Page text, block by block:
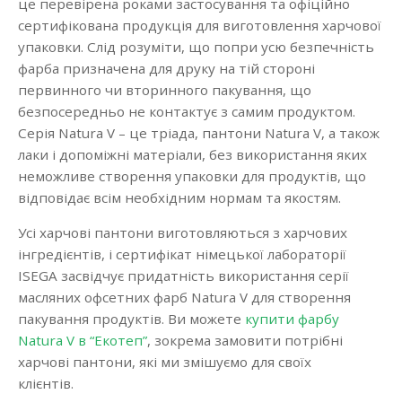
сертифікована продукція для виготовлення харчової
упаковки. Слід розуміти, що попри усю безпечність
фарба призначена для друку на тій стороні
первинного чи вторинного пакування, що
безпосередньо не контактує з самим продуктом.
Серія Natura V – це тріада, пантони Natura V, а також
лаки і допоміжні матеріали, без використання яких
неможливе створення упаковки для продуктів, що
відповідає всім необхідним нормам та якостям.
Усі харчові пантони виготовляються з харчових
інгредієнтів, і сертифікат німецької лабораторії
ISEGA засвідчує придатність використання серії
масляних офсетних фарб Natura V для створення
пакування продуктів. Ви можете купити фарбу
Natura V в “Екотеп”, зокрема замовити потрібні
харчові пантони, які ми змішуємо для своїх
клієнтів.